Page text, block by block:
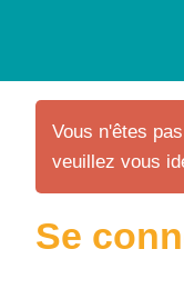
Vous n'êtes
veuillez vous
Se